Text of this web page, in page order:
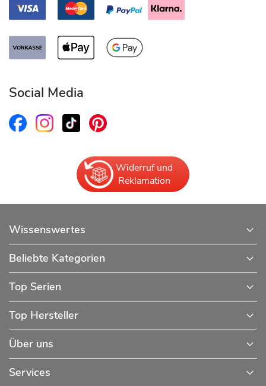
Social Media
Widerruf und
Reklamation
Wissenswertes
Beliebte Kategorien
Top Serien
Top Hersteller
Über uns
Services